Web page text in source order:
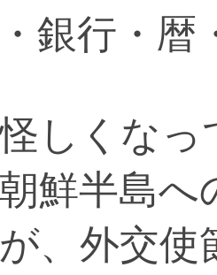
銀行・暦
しくな
鮮半島へ
、外交